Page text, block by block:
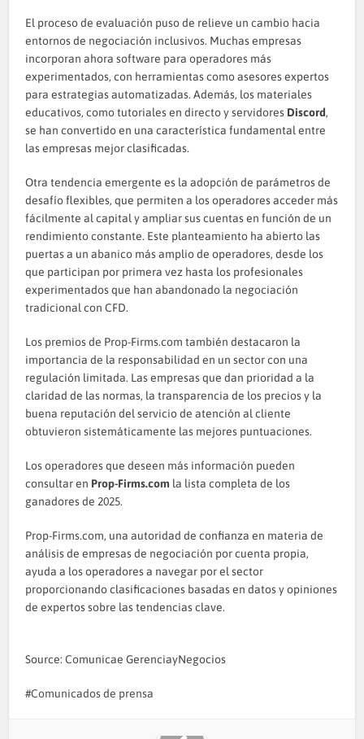
El proceso de evaluación puso de relieve un cambio hacia
entornos de negociación inclusivos. Muchas empresas
incorporan ahora software para operadores más
experimentados, con herramientas como asesores expertos
para estrategias automatizadas. Además, los materiales
educativos, como tutoriales en directo y servidores Discord,
se han convertido en una característica fundamental entre
las empresas mejor clasificadas.
Otra tendencia emergente es la adopción de parámetros de
desafío flexibles, que permiten a los operadores acceder más
fácilmente al capital y ampliar sus cuentas en función de un
rendimiento constante. Este planteamiento ha abierto las
puertas a un abanico más amplio de operadores, desde los
que participan por primera vez hasta los profesionales
experimentados que han abandonado la negociación
tradicional con CFD.
Los premios de Prop-Firms.com también destacaron la
importancia de la responsabilidad en un sector con una
regulación limitada. Las empresas que dan prioridad a la
claridad de las normas, la transparencia de los precios y la
buena reputación del servicio de atención al cliente
obtuvieron sistemáticamente las mejores puntuaciones.
Los operadores que deseen más información pueden
consultar en Prop-Firms.com la lista completa de los
ganadores de 2025.
Prop-Firms.com, una autoridad de confianza en materia de
análisis de empresas de negociación por cuenta propia,
ayuda a los operadores a navegar por el sector
proporcionando clasificaciones basadas en datos y opiniones
de expertos sobre las tendencias clave.
Source: Comunicae GerenciayNegocios
Comunicados de prensa